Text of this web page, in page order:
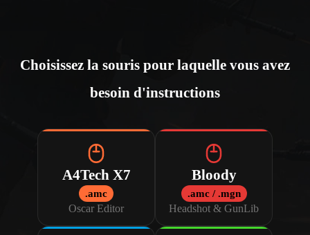
Choisissez la souris pour laquelle vous avez
besoin d'instructions
A4Tech X7
.amc
Oscar Editor
Bloody
.amc / .mgn
Headshot & GunLib